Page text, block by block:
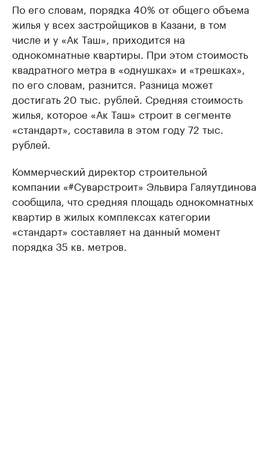
По его словам, порядка 40% от общего объема
жилья у всех застройщиков в Казани, в том
числе и у «Ак Таш», приходится на
однокомнатные квартиры. При этом стоимость
квадратного метра в «однушках» и «трешках»,
по его словам, разнится. Разница может
достигать 20 тыс. рублей. Средняя стоимость
жилья, которое «Ак Таш» строит в сегменте
«стандарт», составила в этом году 72 тыс.
рублей.
Коммерческий директор строительной
компании «#Суварстроит» Эльвира Галяутдинова
сообщила, что средняя площадь однокомнатных
квартир в жилых комплексах категории
«стандарт» составляет на данный момент
порядка 35 кв. метров.